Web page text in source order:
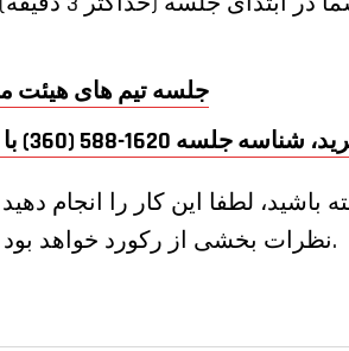
جلسه تیم های هیئت
لطفا این کار را انجام
نظرات بخشی از رکورد خواهد بود و به حداکثر 3 دقیقه محدود می شود.